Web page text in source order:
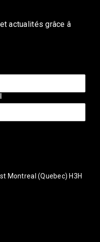
actualités grâce â
Montreal (Quebec) H3H